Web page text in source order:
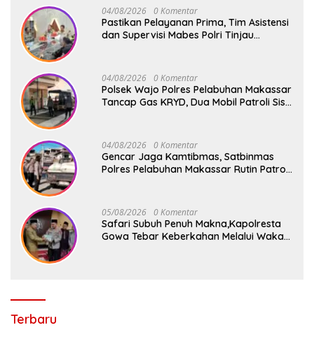
04/08/2026 0 Komentar
Pastikan Pelayanan Prima, Tim Asistensi
dan Supervisi Mabes Polri Tinjau
04/08/2026 0 Komentar
Polsek Wajo Polres Pelabuhan Makassar
Tancap Gas KRYD, Dua Mobil Patroli Sisir
04/08/2026 0 Komentar
Gencar Jaga Kamtibmas, Satbinmas
Polres Pelabuhan Makassar Rutin Patroli
05/08/2026 0 Komentar
Safari Subuh Penuh Makna,Kapolresta
Gowa Tebar Keberkahan Melalui Wakaf
Terbaru